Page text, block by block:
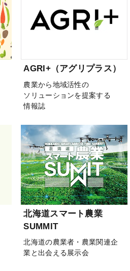
AGRI+（アグリプラス）
農業から地域活性の
ソリューションを提案する
情報誌
北海道スマート農業
SUMMIT
北海道の農業者・農業関連企
業と出会える展示会